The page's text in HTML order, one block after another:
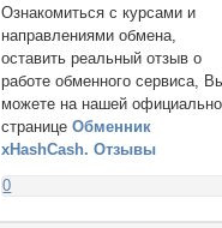
Ознакомиться с курсами и
направлениями обмена,
оставить реальный отзыв о
работе обменного сервиса,
можете на нашей
страницеОбменник
xHashCash. Отзывы
0